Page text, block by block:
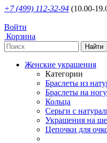
+7 (499) 112-32-94 (10.00-
Войти
Корзина
Женские украшения
Категории
Браслеты из
Браслеты на ногу
Кольца
Серьги с
Украшения на
Цепочки для